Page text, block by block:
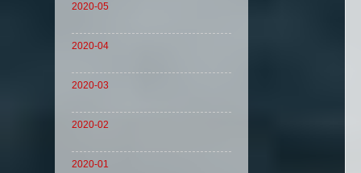
2020-05
2020-04
2020-03
2020-02
2020-01